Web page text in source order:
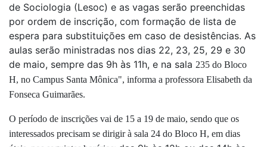
de Sociologia (Lesoc) e as vagas serão preenchidas
por ordem de inscrição, com formação de lista de
espera para substituições em caso de desistências. As
aulas serão ministradas nos dias 22, 23, 25, 29 e 30
de maio, sempre das 9h às 11h, e na sala 235 do Bloco
H, no Campus Santa Mônica", informa a professora Elisabeth da
Fonseca Guimarães.
O período de inscrições vai de 15 a 19 de maio, sendo que os
interessados precisam se dirigir à sala 24 do Bloco H, em dias